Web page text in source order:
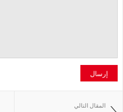
إرسال
المقال التالي